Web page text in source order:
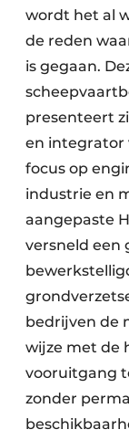
wordt het al
de reden
is gegaan.
presenteert
en integrator
focus op
industrie en
aangepaste
versneld een
bedrijven de
wijze met de
vooruitgang
zonder